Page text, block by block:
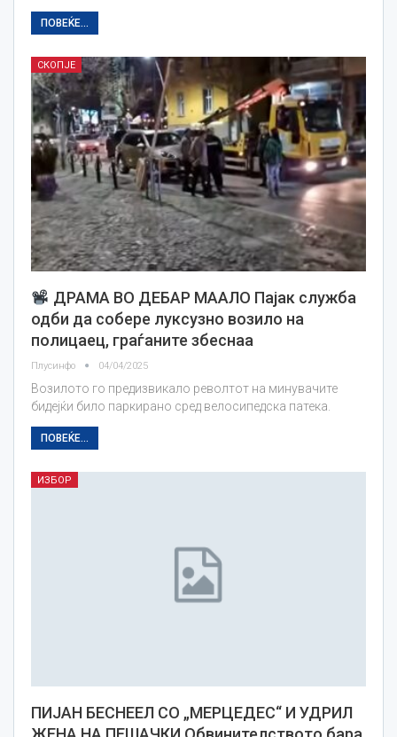
ПОВЕЌЕ...
СКОПЈЕ
ДРАМА ВО ДЕБАР МААЛО Пајак служба
одби да собере луксузно возило на
полицаец, граѓаните збеснаа
Плусинфо 04/04/2025
Возилото го предизвикало револтот на минувачите
бидејќи било паркирано сред велосипедска патека.
ПОВЕЌЕ...
ИЗБОР
ПИЈАН БЕСНЕЕЛ СО „МЕРЦЕДЕС“ И УДРИЛ